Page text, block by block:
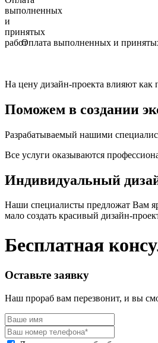
Оплата выполненных и
На цену дизайн-проекта влияют как
Поможем в создании
Разрабатываемый нашими
Все услуги оказываются
Индивидуальный
Наши специалисты предложат Вам
мало создать красивый дизайн-
Бесплатная
Оставьте заявку
Наш прораб вам перезвонит, и вы